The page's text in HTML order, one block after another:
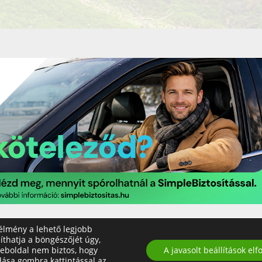
Általános Felhasználási Feltételek Adatkezelési
a lehető legjobb
a böngészőjét úgy,
nem biztos, hogy
A javasolt beállítások